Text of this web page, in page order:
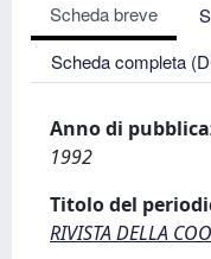
Scheda breve
Scheda completa
Anno di
1992
Titolo del
RIVISTA DELLA